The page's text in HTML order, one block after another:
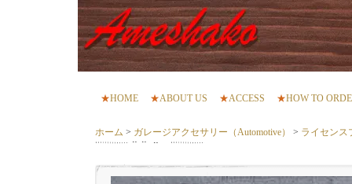
★HOME ★ABOUT US ★ACCESS ★HOW TO
ホーム > ガレージアクセサリー（Automotive） > ライセン